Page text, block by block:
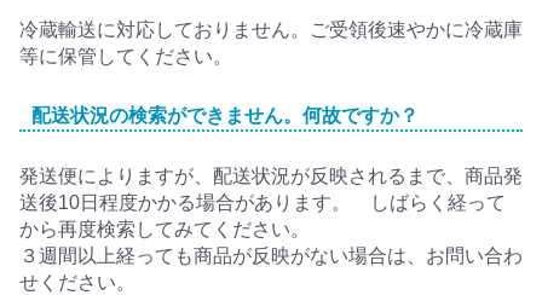
冷蔵輸送に対応しておりません。ご受領後速やかに冷蔵庫
等に保管してください。
配送状況の検索ができません。何故ですか？
発送便によりますが、配送状況が反映されるまで、商品発
送後10日程度かかる場合があります。 しばらく経って
から再度検索してみてください。
３週間以上経っても商品が反映がない場合は、お問い合わ
せください。